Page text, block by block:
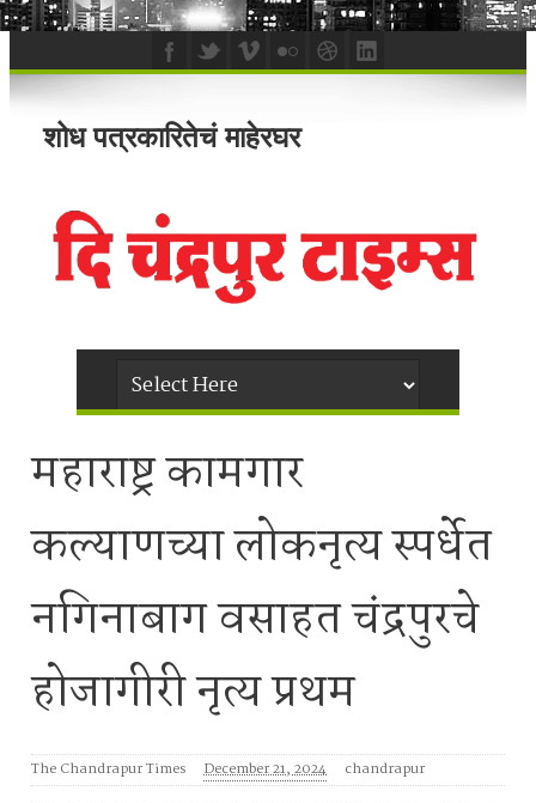
शोध पत्रकारितेचं माहेरघर
महाराष्ट्र कामगार
कल्याणच्या लोकनृत्य स्पर्धेत
नगिनाबाग वसाहत चंद्रपुरचे
होजागीरी नृत्य प्रथम
The Chandrapur Times December 21, 2024 chandrapur